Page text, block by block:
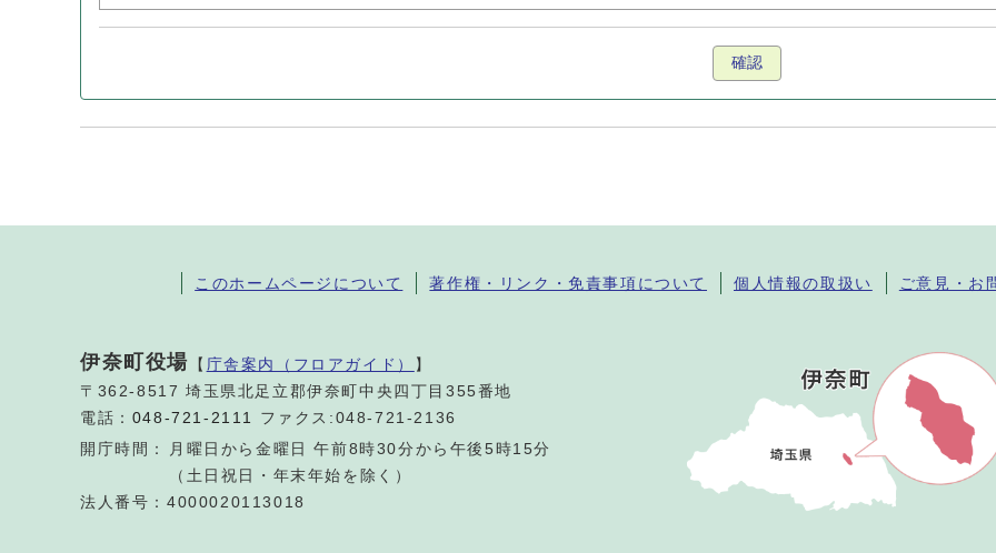
確認
このホームページについて 著作権・リンク・免責事項について 個人情報の取扱い ご意見・お
伊奈町役場 【 庁舎案内（フロアガイド） 】
〒362-8517 埼玉県北足立郡伊奈町中央四丁目355番地
電話： 048-721-2111
ファクス:048-721-2136
開庁時間：
月曜日から金曜日 午前8時30分から午後5時15分
（土日祝日・年末年始を除く）
法人番号：4000020113018